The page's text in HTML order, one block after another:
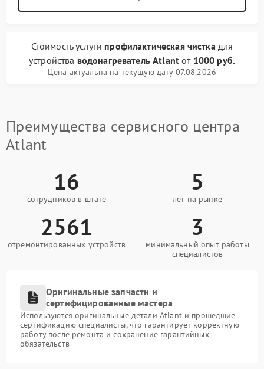
Стоимость услуги профилактическая чистка для
устройства водонагреватель Atlant от 1000 руб.
Цена актуальна на текущую дату 07.08.2026
Преимущества сервисного центра
Atlant
16
сотрудников в штате
5
лет на рынке
2561
отремонтированных устройств
3
минимальный опыт работы
специалистов
Оригинальные запчасти и
сертифицированные мастера
Используются оригинальные детали Atlant и прошедшие
сертификацию специалисты, что гарантирует корректную
работу после ремонта и сохранение гарантийных
обязательств